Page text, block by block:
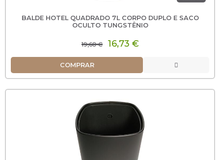
BALDE HOTEL QUADRADO 7L CORPO DUPLO E SACO
OCULTO TUNGSTÊNIO
19,68 € 16,73 €
COMPRAR